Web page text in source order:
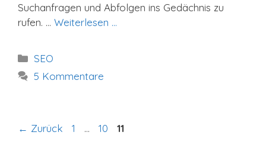
Suchanfragen und Abfolgen ins Gedächnis zu
rufen. … Weiterlesen …
Kategorien
SEO
5 Kommentare
← Zurück Seite
1 … Seite
10 Seite
11